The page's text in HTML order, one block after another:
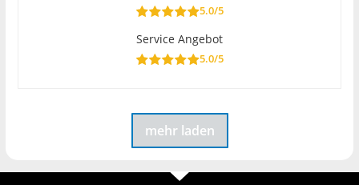
5.0/5
Service Angebot
5.0/5
mehr laden